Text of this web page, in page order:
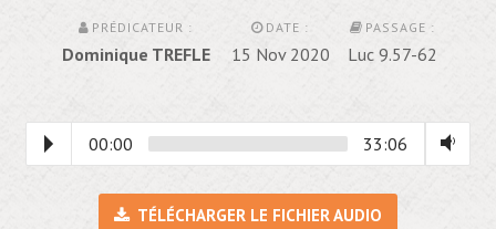
PRÉDICATEUR :
Dominique TREFLE
DATE :
15 Nov 2020
PASSAGE :
Luc 9.57-62
00:00 33:06
TÉLÉCHARGER LE FICHIER AUDIO